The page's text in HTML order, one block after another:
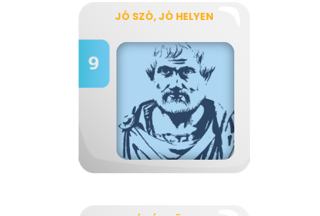
JÓ SZÓ, JÓ HELYEN